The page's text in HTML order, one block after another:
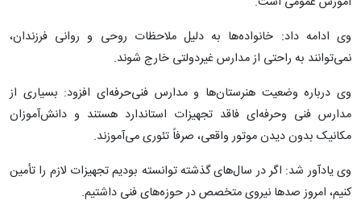
وی ادامه داد: خانواده‌ها به دلیل ملاحظات روحی و روانی فرزندان،
نمی‌توانند به راحتی از مدارس غیردولتی خارج شوند.
وی درباره وضعیت هنرستان‌ها و مدارس فنی‌حرفه‌ای افزود: بسیاری از
مدارس فنی وحرفه‌ای فاقد تجهیزات استاندارد هستند و دانش‌آموزان
مکانیک بدون دیدن موتور واقعی، صرفاً تئوری می‌آموزند.
وی یادآور شد: اگر در سال‌های گذشته توانسته بودیم تجهیزات لازم را تأمین
کنیم، امروز صدها نیروی متخصص در حوزه‌های فنی داشتیم.